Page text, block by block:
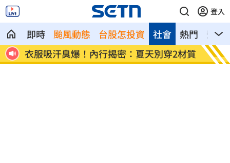
登入
即時 颱風動態 台股怎投資 熱門 影音
社會
放
衣服吸汗臭爆！內行揭密：夏天別穿2材質 睡得